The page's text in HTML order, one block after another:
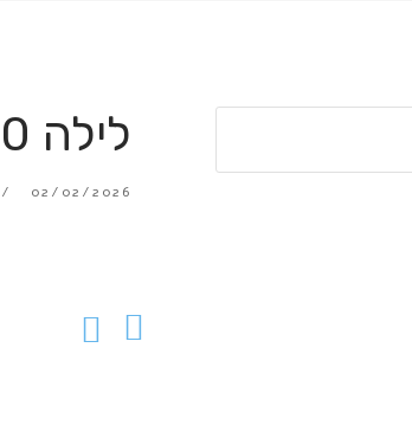
לילה 80 עם אורן עמרם 363
02/02/2026